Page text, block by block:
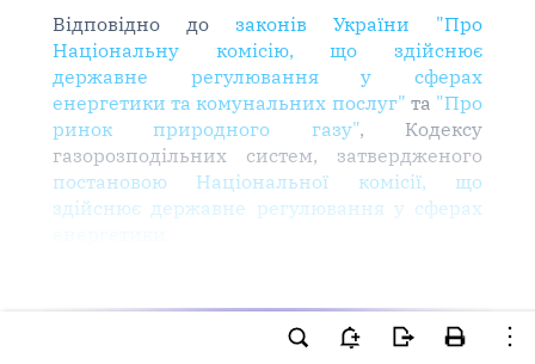
Відповідно до законів України "Про
Національну комісію, що здійснює
державне регулювання у сферах
енергетики та комунальних послуг" та "Про
ринок природного газу", Кодексу
газорозподільних систем, затвердженого
постановою Національної комісії, що
здійснює державне регулювання у сферах